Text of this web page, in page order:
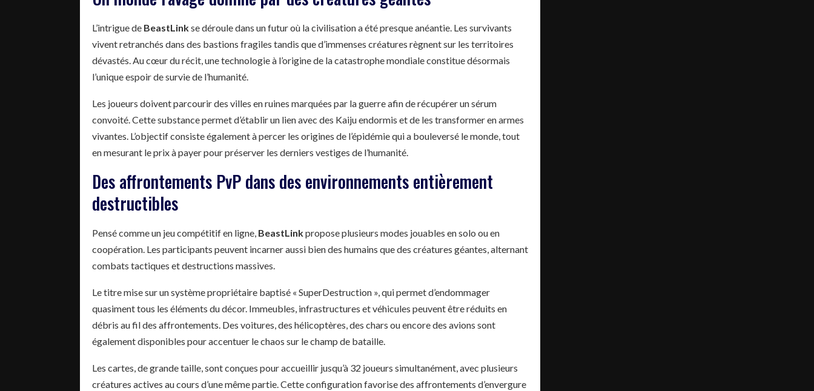
L’intrigue de BeastLinkse déroule dans un futur où la civilisation a été presque anéantie. Les survivants
vivent retranchés dans des bastions fragiles tandis que d’immenses créatures règnent sur les territoires
dévastés. Au cœur du récit, une technologie à l’origine de la catastrophe mondiale constitue désormais
l’unique espoir de survie de l’humanité.
Les joueurs doivent parcourir des villes en ruines marquées par la guerre afin de récupérer un sérum
convoité. Cette substance permet d’établir un lien avec des Kaiju endormis et de les transformer en armes
vivantes. L’objectif consiste également à percer les origines de l’épidémie qui a bouleversé le monde, tout
en mesurant le prix à payer pour préserver les derniers vestiges de l’humanité.
Des affrontements PvP dans des environnements entièrement
destructibles
Pensé comme un jeu compétitif en ligne, BeastLinkpropose plusieurs modes jouables en solo ou en
coopération. Les participants peuvent incarner aussi bien des humains que des créatures géantes, alternant
combats tactiques et destructions massives.
Le titre mise sur un système propriétaire baptisé « SuperDestruction », qui permet d’endommager
quasiment tous les éléments du décor. Immeubles, infrastructures et véhicules peuvent être réduits en
débris au fil des affrontements. Des voitures, des hélicoptères, des chars ou encore des avions sont
également disponibles pour accentuer le chaos sur le champ de bataille.
Les cartes, de grande taille, sont conçues pour accueillir jusqu’à 32 joueurs simultanément, avec plusieurs
créatures actives au cours d’une même partie. Cette configuration favorise des affrontements d’envergure